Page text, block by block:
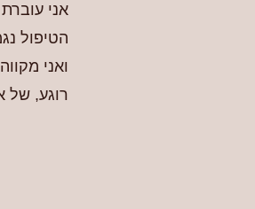
אני
הטיפול
ואני
רוגע, של